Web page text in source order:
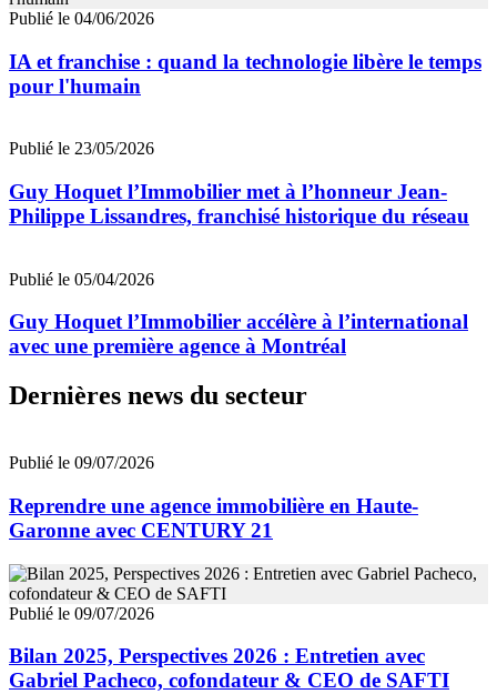
Publié le 04/06/2026
IA et franchise : quand la technologie libère le temps
pour l'humain
Publié le 23/05/2026
Guy Hoquet l’Immobilier met à l’honneur Jean-
Philippe Lissandres, franchisé historique du réseau
Publié le 05/04/2026
Guy Hoquet l’Immobilier accélère à l’international
avec une première agence à Montréal
Dernières news du secteur
Publié le 09/07/2026
Reprendre une agence immobilière en Haute-
Garonne avec CENTURY 21
Publié le 09/07/2026
Bilan 2025, Perspectives 2026 : Entretien avec
Gabriel Pacheco, cofondateur & CEO de SAFTI